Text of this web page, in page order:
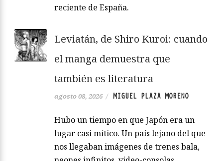
reciente de España.
Leviatán, de Shiro Kuroi: cuando
el manga demuestra que
también es literatura
agosto 08, 2026 / MIGUEL PLAZA MORENO
Hubo un tiempo en que Japón era un
lugar casi mítico. Un país lejano del que
nos llegaban imágenes de trenes bala,